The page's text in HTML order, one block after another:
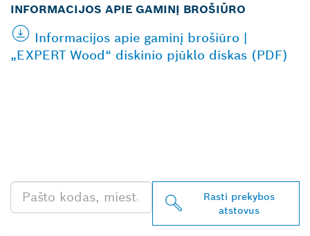
INFORMACIJOS APIE GAMINĮ BROŠIŪRO
Informacijos apie gaminį brošiūro |
„EXPERT Wood“ diskinio pjūklo diskas (PDF)
Rasti prekybos
atstovus